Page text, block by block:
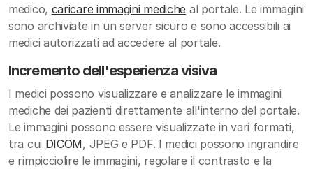
medico, caricare immagini mediche al portale. Le immagini
sono archiviate in un server sicuro e sono accessibili ai
medici autorizzati ad accedere al portale.
Incremento dell'esperienza visiva
I medici possono visualizzare e analizzare le immagini
mediche dei pazienti direttamente all'interno del portale.
Le immagini possono essere visualizzate in vari formati,
tra cui DICOM, JPEG e PDF. I medici possono ingrandire
e rimpicciolire le immagini, regolare il contrasto e la